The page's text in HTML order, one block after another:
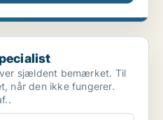
sjældent bemærket. Til
når den ikke fungerer.